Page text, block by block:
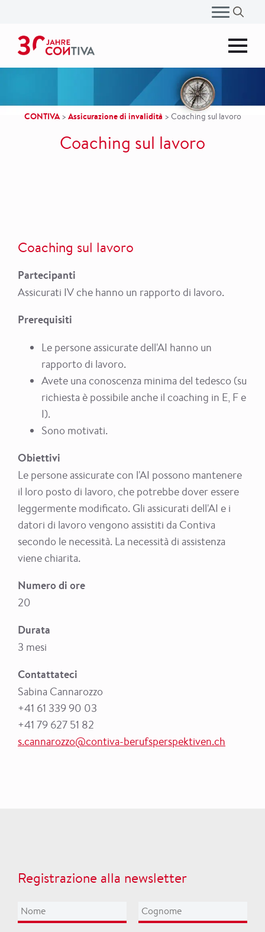
per:
CONTIVA> Assicurazione di invalidità > Coaching sul lavoro
Coaching sul lavoro
Coaching sul lavoro
Partecipanti
Assicurati IV che hanno un rapporto di lavoro.
Prerequisiti
Le persone assicurate dell'AI hanno un
rapporto di lavoro.
Avete una conoscenza minima del tedesco (su
richiesta è possibile anche il coaching in E, F e
I).
Sono motivati.
Obiettivi
Le persone assicurate con l'AI possono mantenere
il loro posto di lavoro, che potrebbe dover essere
leggermente modificato. Gli assicurati dell'AI e i
datori di lavoro vengono assistiti da Contiva
secondo le necessità. La necessità di assistenza
viene chiarita.
Numero di ore
20
Durata
3 mesi
Contattateci
Sabina Cannarozzo
+41 61 339 90 03
+41 79 627 51 82
s.cannarozzo@contiva-berufsperspektiven.ch
Registrazione alla newsletter